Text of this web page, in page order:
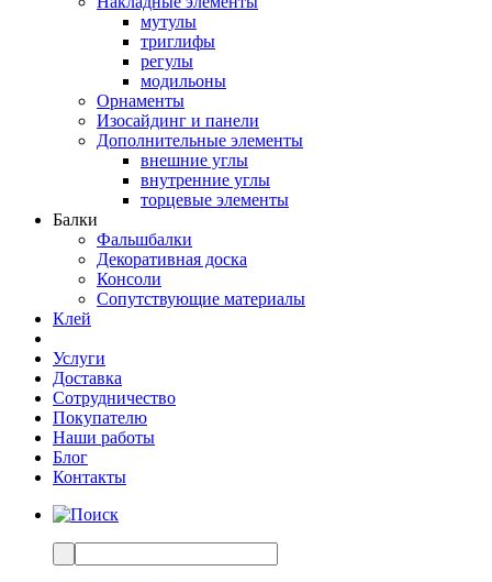
мутулы
триглифы
регулы
модильоны
Орнаменты
Изосайдинг и панели
Дополнительные элементы
внешние углы
внутренние углы
торцевые элементы
Балки
Фальшбалки
Декоративная доска
Консоли
Сопутствующие материалы
Клей
Услуги
Доставка
Сотрудничество
Покупателю
Наши работы
Блог
Контакты